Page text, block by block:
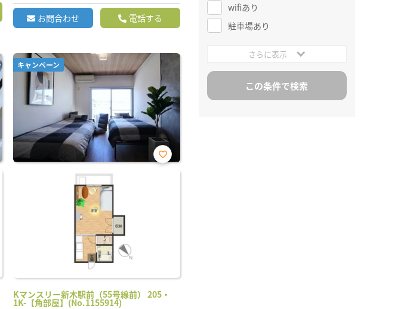
お問合わせ 電話する
キャンペーン
Kマンスリー新木駅前（55号線前） 205・
1K-【角部屋】(No.1155914)
お気
wifiあり
駐車場あり
さらに表示